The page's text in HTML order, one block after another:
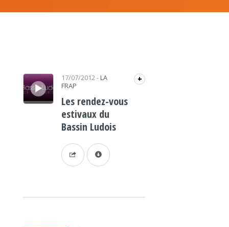
Lecteur audio 17/07/2012- LA
FRAP
+
Les rendez-vous
estivaux du
Bassin Ludois